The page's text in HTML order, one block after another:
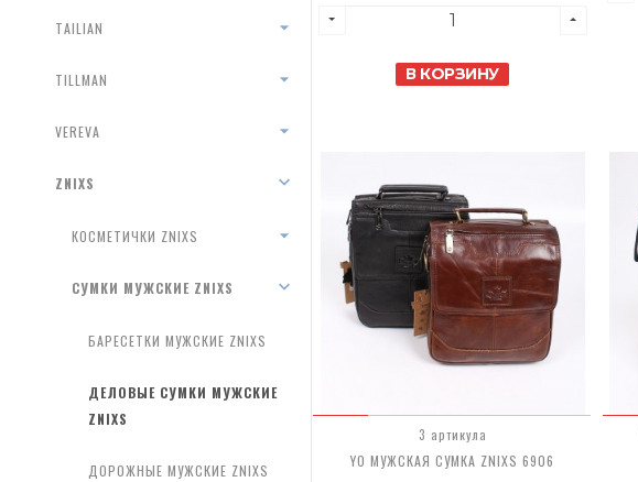
TAILIAN
TILLMAN
VEREVA
ZNIXS
КОСМЕТИЧКИ ZNIXS
СУМКИ МУЖСКИЕ ZNIXS
БАРЕСЕТКИ МУЖСКИЕ ZNIXS
ДЕЛОВЫЕ СУМКИ МУЖСКИЕ
ZNIXS
ДОРОЖНЫЕ МУЖСКИЕ ZNIXS
В КОРЗИНУ
3 артикула
YO МУЖСКАЯ СУМКА ZNIXS 6906